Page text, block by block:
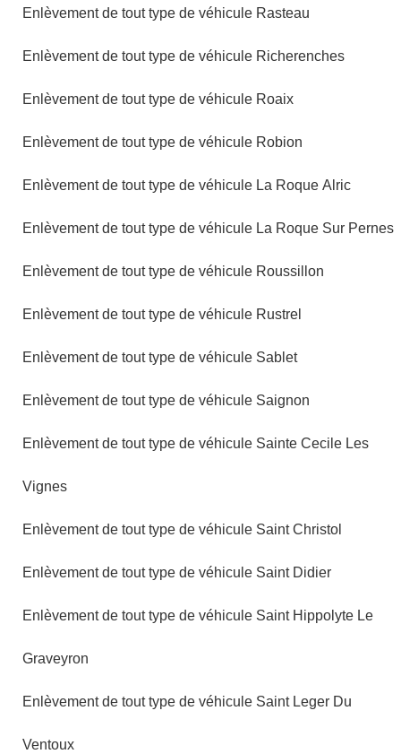
Enlèvement de tout type de véhicule Rasteau
Enlèvement de tout type de véhicule Richerenches
Enlèvement de tout type de véhicule Roaix
Enlèvement de tout type de véhicule Robion
Enlèvement de tout type de véhicule La Roque Alric
Enlèvement de tout type de véhicule La Roque Sur Pernes
Enlèvement de tout type de véhicule Roussillon
Enlèvement de tout type de véhicule Rustrel
Enlèvement de tout type de véhicule Sablet
Enlèvement de tout type de véhicule Saignon
Enlèvement de tout type de véhicule Sainte Cecile Les
Vignes
Enlèvement de tout type de véhicule Saint Christol
Enlèvement de tout type de véhicule Saint Didier
Enlèvement de tout type de véhicule Saint Hippolyte Le
Graveyron
Enlèvement de tout type de véhicule Saint Leger Du
Ventoux